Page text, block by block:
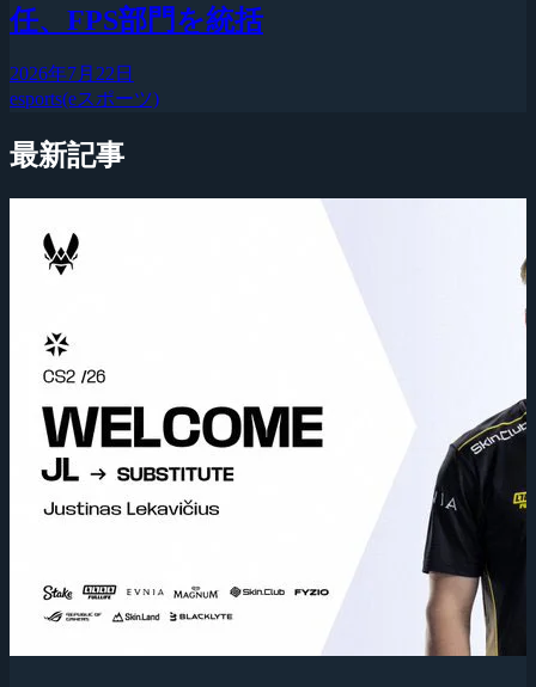
任、FPS部門を統括
2026年7月22日
esports(eスポーツ)
最新記事